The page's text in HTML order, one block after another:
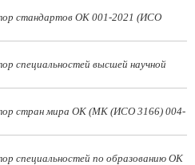
стандартов ОК 001-2021 (ИСО
специальностей высшей научной
стран мира ОК (МК (ИСО 3166) 004-
специальностей по образованию ОК